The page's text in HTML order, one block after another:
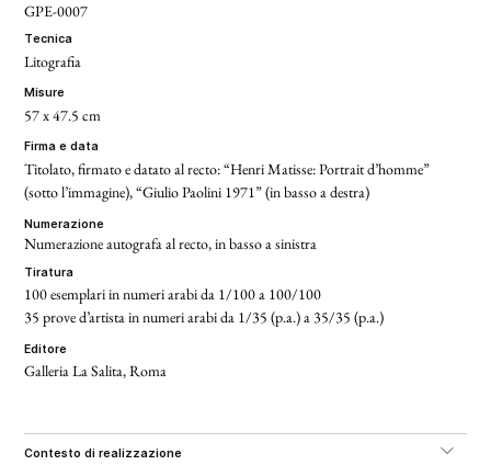
GPE-0007
tecnica
Litografia
misure
57 x 47.5 cm
firma e data
Titolato, firmato e datato al recto: “Henri Matisse: Portrait d’homme”
(sotto l’immagine), “Giulio Paolini 1971” (in basso a destra)
numerazione
Numerazione autografa al recto, in basso a sinistra
tiratura
100 esemplari in numeri arabi da 1/100 a 100/100
35 prove d’artista in numeri arabi da 1/35 (p.a.) a 35/35 (p.a.)
editore
Galleria La Salita, Roma
contesto di realizzazione